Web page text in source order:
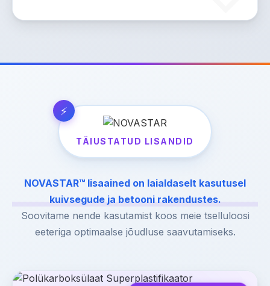
TÄIUSTATUD LISANDID
NOVASTAR™ lisaained on laialdaselt kasutusel
kuivsegude ja betooni rakendustes.
Soovitame nende kasutamist koos meie tselluloosi
eeteriga optimaalse jõudluse saavutamiseks.